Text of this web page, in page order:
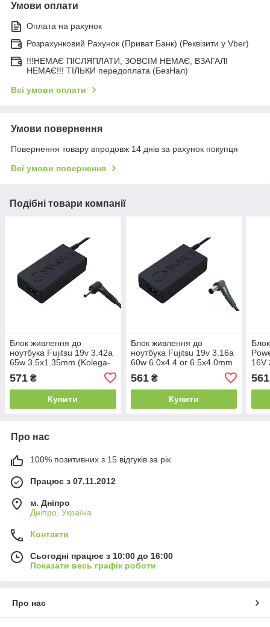
Умови оплати
Оплата на рахунок
Розрахунковий Рахунок (Приват Банк) (Реквізити у Vber)
!!!НЕМАЄ ПІСЛЯПЛАТИ, ЗОВСІМ НЕМАЄ, ВЗАГАЛІ
НЕМАЄ!!! ТІЛЬКИ передоплата (БезНал)
Всі умови оплати
Умови повернення
Повернення товару впродовж 14 днів за рахунок покупця
Всі умови повернення
Подібні товари компанії
Блок живлення до
ноутбука Fujitsu 19v 3.42a
65w 3.5x1.35mm (Kolega-
571 ₴
Купити
Блок живлення до
ноутбука Fujitsu 19v 3.16a
60w 6.0x4.4 or 6.5x4.0mm
(A++)) 24 міс.гар.
561₴
Купити
16V
561
Про нас
100% позитивних з 15 відгуків за рік
Працює з 07.11.2012
м. Дніпро
Дніпро, Україна
Контакти
Сьогодні працює з 10:00 до 16:00
Показати весь графік роботи
Про нас